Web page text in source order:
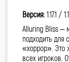
Версия: 1.17.1 /
Alluring Bliss –
подходить для
«хоррор». Это
всех игроков.